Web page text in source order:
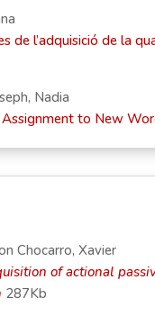
de l’adquisició de la
Nadia
to New
Chocarro, Xavier
of actional
287Kb